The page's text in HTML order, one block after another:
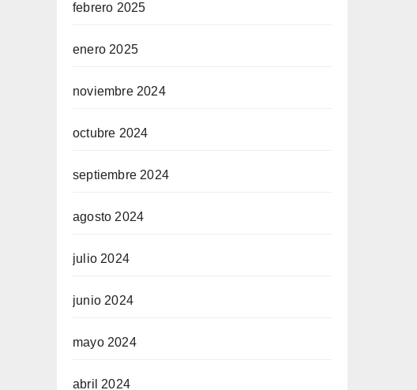
febrero 2025
enero 2025
noviembre 2024
octubre 2024
septiembre 2024
agosto 2024
julio 2024
junio 2024
mayo 2024
abril 2024